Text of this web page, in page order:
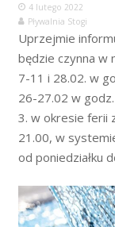
4 lutego 2022
Pływalnia Stogi
Uprzejmie
będzie czynna w
7-11 i 28.02. w
26-27.02 w
3. w okresie ferii
21.00, w
od poniedziałku